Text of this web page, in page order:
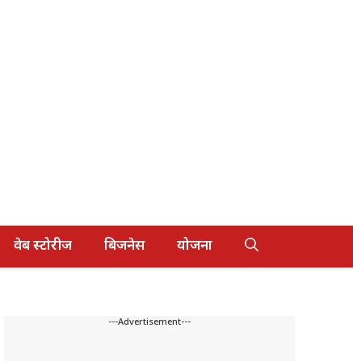
वेब स्टोरीज बिजनेस योजना
---Advertisement---